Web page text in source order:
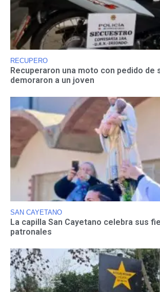
RECUPERO
Recuperaron una moto con pedido de
demoraron a un joven
SAN CAYETANO
La capilla San Cayetano celebra sus
patronales